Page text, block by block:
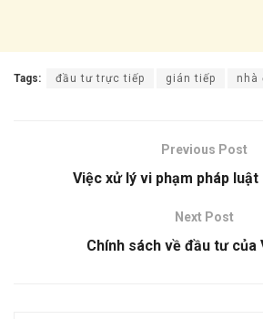
Tags: đầu tư trực tiếp gián tiếp nhà
Previous Post
Việc xử lý vi phạm pháp
Next Post
Chính sách về đầu tư của